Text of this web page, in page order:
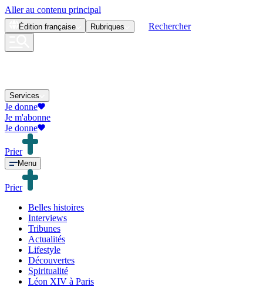
Aller au contenu principal
Édition française Rubriques Rechercher
Services
Je donne
Je m'abonne
Je donne
Prier
Menu
Prier
Belles histoires
Interviews
Tribunes
Actualités
Lifestyle
Découvertes
Spiritualité
Léon XIV à Paris